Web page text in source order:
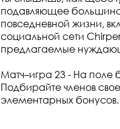
подавляющее
повседневной жизни,
социальной сети
предлагаемые
Матч–игра 23 - На поле
Подбирайте членов
элементарных